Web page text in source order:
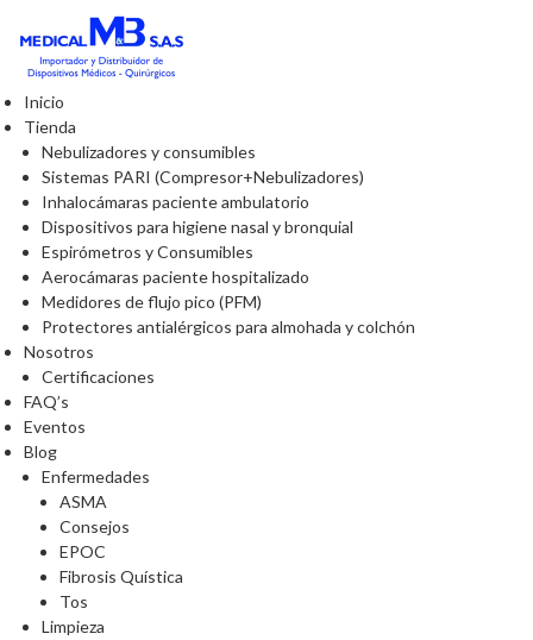
Inicio
Tienda
Nebulizadores y consumibles
Sistemas PARI (Compresor+Nebulizadores)
Inhalocámaras paciente ambulatorio
Dispositivos para higiene nasal y bronquial
Espirómetros y Consumibles
Aerocámaras paciente hospitalizado
Medidores de flujo pico (PFM)
Protectores antialérgicos para almohada y colchón
Nosotros
Certificaciones
FAQ’s
Eventos
Blog
Enfermedades
ASMA
Consejos
EPOC
Fibrosis Quística
Tos
Limpieza